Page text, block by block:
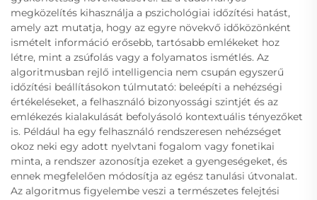
megközelítés kihasználja a pszichológiai időzítési hatást,
amely azt mutatja, hogy az egyre növekvő időközönként
ismételt információ erősebb, tartósabb emlékeket hoz
létre, mint a zsúfolás vagy a folyamatos ismétlés. Az
algoritmusban rejlő intelligencia nem csupán egyszerű
időzítési beállításokon túlmutató: beleépíti a nehézségi
értékeléseket, a felhasználó bizonyossági szintjét és az
emlékezés kialakulását befolyásoló kontextuális tényezőket
is. Például ha egy felhasználó rendszeresen nehézséget
okoz neki egy adott nyelvtani fogalom vagy fonetikai
minta, a rendszer azonosítja ezeket a gyengeségeket, és
ennek megfelelően módosítja az egész tanulási útvonalat.
Az algoritmus figyelembe veszi a természetes felejtési